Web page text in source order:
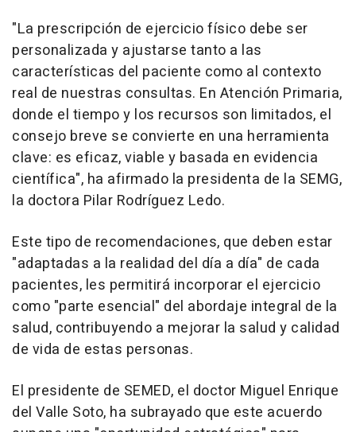
"La prescripción de ejercicio físico debe ser
personalizada y ajustarse tanto a las
características del paciente como al contexto
real de nuestras consultas. En Atención Primaria,
donde el tiempo y los recursos son limitados, el
consejo breve se convierte en una herramienta
clave: es eficaz, viable y basada en evidencia
científica", ha afirmado la presidenta de la SEMG,
la doctora Pilar Rodríguez Ledo.
Este tipo de recomendaciones, que deben estar
"adaptadas a la realidad del día a día" de cada
pacientes, les permitirá incorporar el ejercicio
como "parte esencial" del abordaje integral de la
salud, contribuyendo a mejorar la salud y calidad
de vida de estas personas.
El presidente de SEMED, el doctor Miguel Enrique
del Valle Soto, ha subrayado que este acuerdo